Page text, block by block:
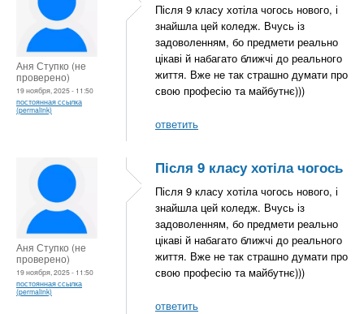
Аня Ступко (не
проверено)
19 ноября, 2025 - 11:50
постоянная ссылка
(permalink)
Після 9 класу хотіла чогось нового, і
знайшла цей коледж. Вчусь із
задоволенням, бо предмети реально
цікаві й набагато ближчі до реального
життя. Вже не так страшно думати про
свою професію та майбутнє)))
ответить
Аня Ступко (не
проверено)
19 ноября, 2025 - 11:50
постоянная ссылка
(permalink)
Після 9 класу хотіла чогось
Після 9 класу хотіла чогось нового, і
знайшла цей коледж. Вчусь із
задоволенням, бо предмети реально
цікаві й набагато ближчі до реального
життя. Вже не так страшно думати про
свою професію та майбутнє)))
ответить